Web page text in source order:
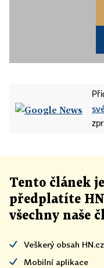
Tento článek je
předplatíte
všechny naše
Veškerý obsah HN.cz
Mobilní aplikace